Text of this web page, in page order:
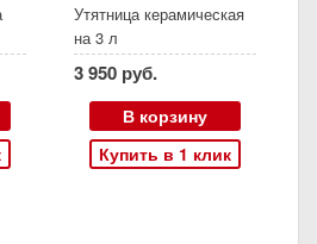
Утятница керамическая
на 3 л
3 950 руб.
В корзину
Купить в 1 клик